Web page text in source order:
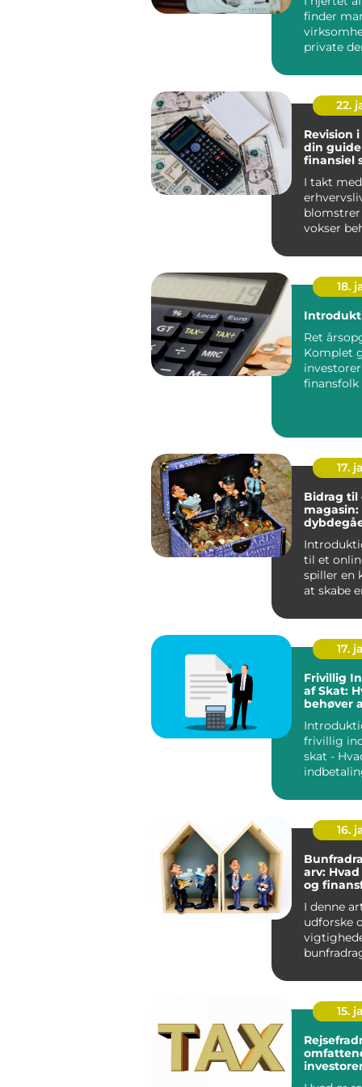
finder
private
behøver,
22.
Revision
din
finansiel
I takt
blomstrer
vokser
også.
18.
Ret
Komplet
finansfolk Ret
17.
Bidrag til
magasin:
Introduktion:
til et
spiller en
at skabe
17.
Frivillig
af Skat:
behøver
frivillig
skat -
16.
arv:
og
I denne
udforske
finans...
15.